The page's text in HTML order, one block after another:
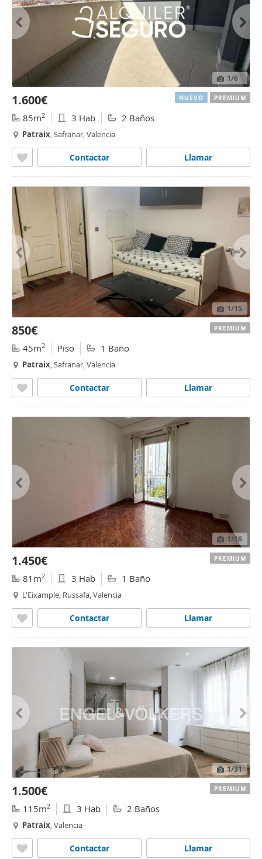
1/6
1.600€
85m2 3 Hab 2 Baños
Patraix, Safranar, Valencia
Llamar
Contactar
NUEVO PREMIUM
1/15
850€
45m2 Piso 1 Baño
Patraix, Safranar, Valencia
Llamar
Contactar
PREMIUM
1/16
1.450€
81m2 3 Hab 1 Baño
L'Eixample, Russafa, Valencia
Llamar
Contactar
PREMIUM
1/31
1.500€
115m2 3 Hab 2 Baños
Patraix, Valencia
Llamar
Contactar
PREMIUM